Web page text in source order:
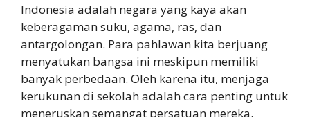
Indonesia adalah negara yang kaya akan
keberagaman suku, agama, ras, dan
antargolongan. Para pahlawan kita berjuang
menyatukan bangsa ini meskipun memiliki
banyak perbedaan. Oleh karena itu, menjaga
kerukunan di sekolah adalah cara penting untuk
meneruskan semangat persatuan mereka.